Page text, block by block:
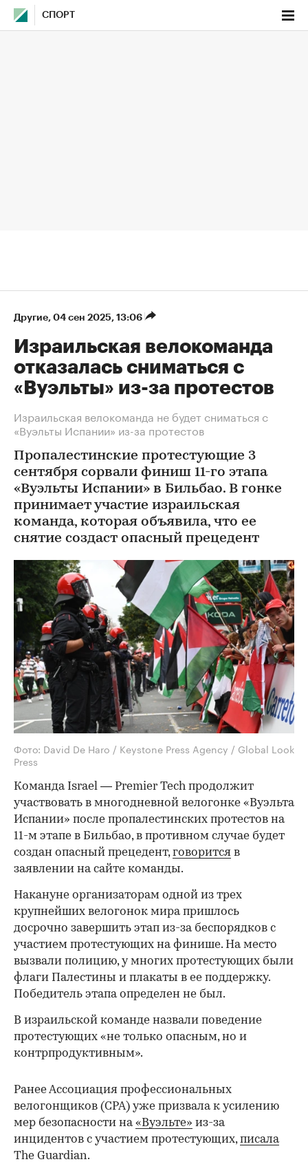
СПОРТ
Другие⁠, 04 сен 2025, 13:06
Израильская велокоманда
отказалась сниматься с
«Вуэльты» из-за протестов
Израильская велокоманда не будет сниматься с
«Вуэльты Испании» из-за протестов
Пропалестинские протестующие 3
сентября сорвали финиш 11-го этапа
«Вуэльты Испании» в Бильбао. В гонке
принимает участие израильская
команда, которая объявила, что ее
снятие создаст опасный прецедент
Фото: David De Haro / Keystone Press Agency / Global Look
Press
Команда Israel — Premier Tech продолжит
участвовать в многодневной велогонке «Вуэльта
Испании» после пропалестинских протестов на
11-м этапе в Бильбао, в противном случае будет
создан опасный прецедент,говорится в
заявлении на сайте команды.
Накануне организаторам одной из трех
крупнейших велогонок мира пришлось
досрочно завершить этап из-за беспорядков с
участием протестующих на финише. На место
вызвали полицию, у многих протестующих были
флаги Палестины и плакаты в ее поддержку.
Победитель этапа определен не был.
В израильской команде назвали поведение
протестующих «не только опасным, но и
контрпродуктивным».
Ранее Ассоциация профессиональных
велогонщиков (CPA) уже призвала к усилению
мер безопасности на«Вуэльте» из-за
инцидентов с участием протестующих,писала
The Guardian.